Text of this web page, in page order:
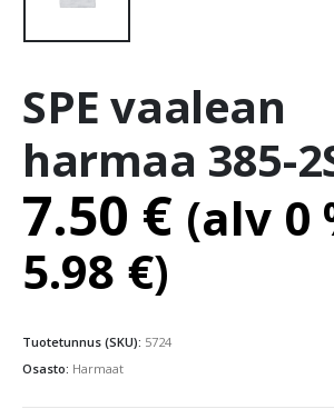
SPE vaalean
harmaa 385-
7.50 € (alv 0
5.98 €)
Tuotetunnus (SKU): 5724
Osasto: Harmaat